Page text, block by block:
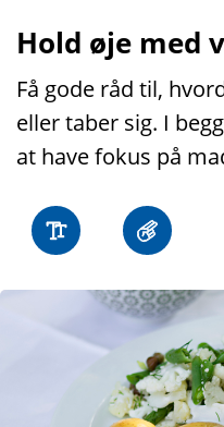
Hold øje med
Få gode råd til,
eller taber sig. I
at have fokus på